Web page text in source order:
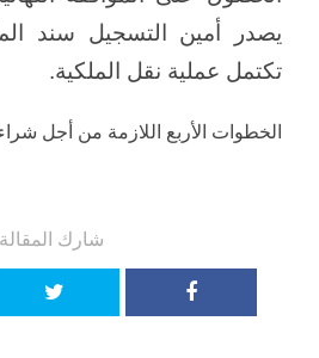
يصدر أمين التسجيل سند
تكتمل عملية نقل الملكية.
الخطوات الأربع اللازمة من أجل
شارك المقالة